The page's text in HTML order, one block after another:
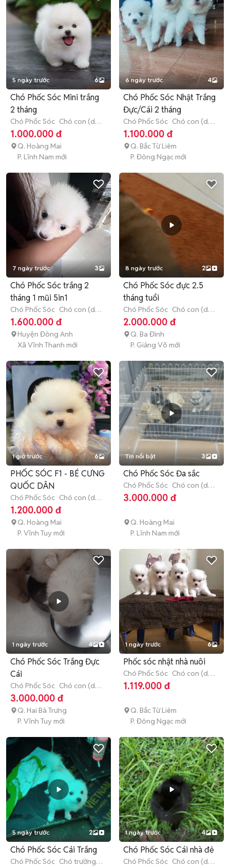
5 ngày trước 6
Chó Phốc Sóc Mini trắng
2 tháng
Chó Phốc Sóc Chó con (dưới
3 tháng tuổi)
1.000.000 đ
Q. Hoàng Mai
P. Lĩnh Nam mới
6 ngày trước 4
Chó Phốc Sóc Nhật Trắng
Đực/Cái 2 tháng
Chó Phốc Sóc Chó con (dưới
3 tháng tuổi)
1.100.000 đ
Q. Bắc Từ Liêm
P. Đông Ngạc mới
7 ngày trước 3
Chó Phốc Sóc trắng 2
tháng 1 mũi 5in1
Chó Phốc Sóc Chó con (dưới
3 tháng tuổi)
1.600.000 đ
Huyện Đông Anh
Xã Vĩnh Thanh mới
8 ngày trước 2
Chó Phốc Sóc đực 2.5
tháng tuổi
Chó Phốc Sóc Chó con (dưới
3 tháng tuổi)
2.000.000 đ
Q. Ba Đình
P. Giảng Võ mới
1 giờ trước 6
PHỐC SÓC F1 - BÉ CƯNG
QUỐC DÂN
Chó Phốc Sóc Chó con (dưới
3 tháng tuổi)
1.200.000 đ
Q. Hoàng Mai
P. Vĩnh Tuy mới
Tin nổi bật 3
Chó Phốc Sóc Đa sắc
Chó Phốc Sóc Chó con (dưới
3 tháng tuổi)
3.000.000 đ
Q. Hoàng Mai
P. Lĩnh Nam mới
1 ngày trước 4
Chó Phốc Sóc Trắng Đực
Cái
Chó Phốc Sóc Chó con (dưới
3 tháng tuổi)
3.000.000 đ
Q. Hai Bà Trưng
P. Vĩnh Tuy mới
1 ngày trước 6
Phốc sóc nhật nhà nuôi
Chó Phốc Sóc Chó con (dưới
3 tháng tuổi)
1.119.000 đ
Q. Bắc Từ Liêm
P. Đông Ngạc mới
5 ngày trước 2
Chó Phốc Sóc Cái Trắng
Chó Phốc Sóc Chó trưởng
1 ngày trước 4
Chó Phốc Sóc Cái nhà đẻ
Chó Phốc Sóc Chó con (dưới